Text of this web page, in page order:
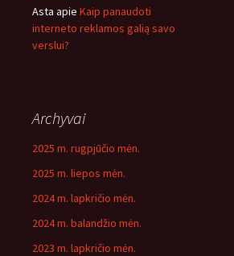
Asta apie Kaip panaudoti
interneto reklamos galią savo
verslui?
Archyvai
2025 m. rugpjūčio mėn.
2025 m. liepos mėn.
2024 m. lapkričio mėn.
2024 m. balandžio mėn.
2023 m. lapkričio mėn.